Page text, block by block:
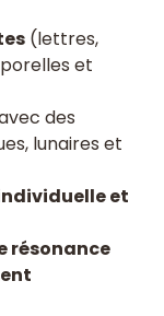
(lettres,
et
des
lunaires et
et
résonance